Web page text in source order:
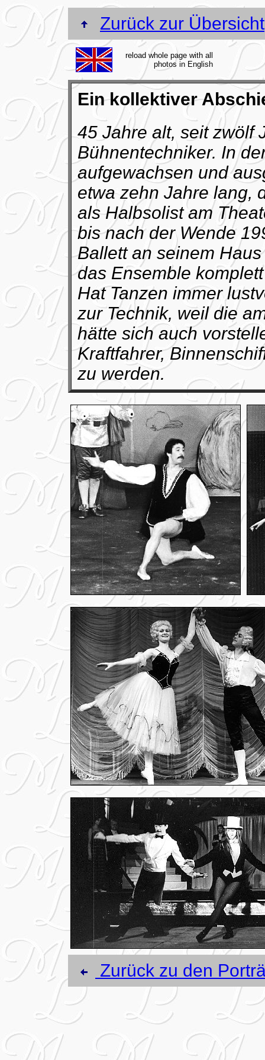
Zurück zur Übersicht
reload whole page with all
photos in English
Ein kollektiver
45 Jahre alt, seit zwölf
Bühnentechniker. In
aufgewachsen und
etwa zehn Jahre lang,
als Halbsolist am
bis nach der Wende
Ballett an seinem
das Ensemble
Hat Tanzen immer
zur Technik, weil die
hätte sich auch
Kraftfahrer,
zu werden.
Zurück zu den